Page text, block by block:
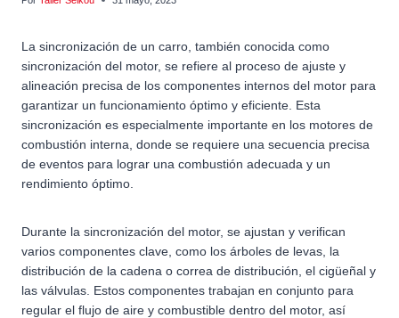
La sincronización de un carro, también conocida como
sincronización del motor, se refiere al proceso de ajuste y
alineación precisa de los componentes internos del motor para
garantizar un funcionamiento óptimo y eficiente. Esta
sincronización es especialmente importante en los motores de
combustión interna, donde se requiere una secuencia precisa
de eventos para lograr una combustión adecuada y un
rendimiento óptimo.
Durante la sincronización del motor, se ajustan y verifican
varios componentes clave, como los árboles de levas, la
distribución de la cadena o correa de distribución, el cigüeñal y
las válvulas. Estos componentes trabajan en conjunto para
regular el flujo de aire y combustible dentro del motor, así